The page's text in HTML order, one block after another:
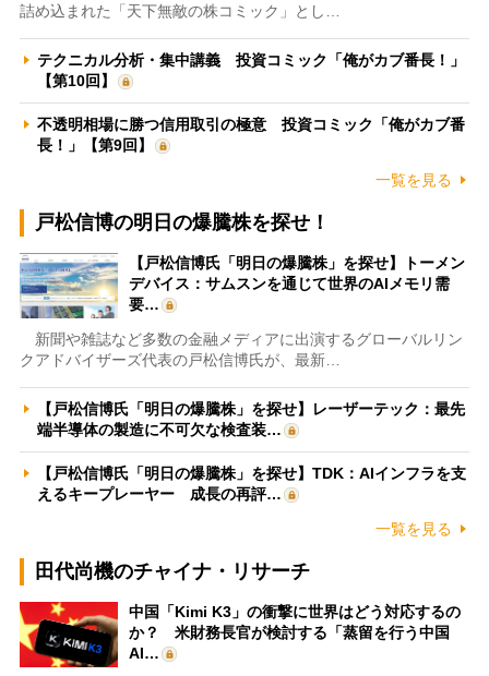
詰め込まれた「天下無敵の株コミック」とし…
テクニカル分析・集中講義 投資コミック「俺がカブ番長！」
【第10回】
不透明相場に勝つ信用取引の極意 投資コミック「俺がカブ番
長！」【第9回】
一覧を見る
戸松信博の明日の爆騰株を探せ！
【戸松信博氏「明日の爆騰株」を探せ】トーメン
デバイス：サムスンを通じて世界のAIメモリ需
要…
新聞や雑誌など多数の金融メディアに出演するグローバルリン
クアドバイザーズ代表の戸松信博氏が、最新…
【戸松信博氏「明日の爆騰株」を探せ】レーザーテック：最先
端半導体の製造に不可欠な検査装…
【戸松信博氏「明日の爆騰株」を探せ】TDK：AIインフラを支
えるキープレーヤー 成長の再評…
一覧を見る
田代尚機のチャイナ・リサーチ
中国「Kimi K3」の衝撃に世界はどう対応するの
か？ 米財務長官が検討する「蒸留を行う中国
AI…